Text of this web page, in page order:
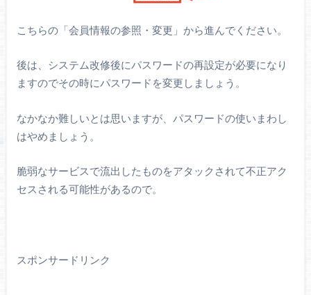
こちらの「会員情報の参照・変更」から進んでください。
後は、システム改修後にパスワードの再設定が必要になり
ますのでその時にパスワードを変更しましょう。
なかなか難しいとは思いますが、パスワードの使いまわし
はやめましょう。
脆弱なサービスで流出したものをアタックされて不正アク
セスされる可能性があるので。
スポンサードリンク